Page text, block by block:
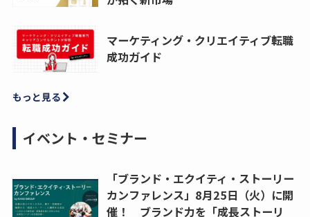
マーケティング・クリエイティブ転職
成功ガイド
もっと見る
イベント・セミナー
「ブランド・エクイティ・ストーリー
カンファレンス」8月25日（火）に開
催！ ブランド力を「成長ストーリ